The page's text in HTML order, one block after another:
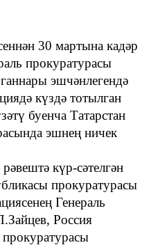
30 мартына кадәр
прокуратурасы
эшчәнлегендә
күздә тотылган
буенча Татарстан
эшнең ничек
күр-сәтелгән
прокуратурасы
Генераль
Россия
прокуратурасы